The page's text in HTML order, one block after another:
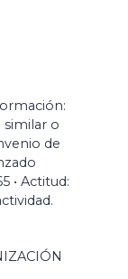
similar o
de
• Actitud: